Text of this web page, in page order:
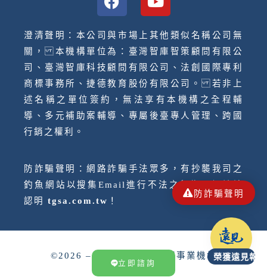
立即諮詢榮獲遠見報導 榮獲遠見報導
防詐騙聲明
澄清聲明：本公司與市場上其他類似名稱公司無
關， 本機構單位為：臺灣智庫智策顧問有限公
司、臺灣智庫科技顧問有限公司、法創國際專利
商標事務所、捷德教育股份有限公司。 若非上
述名稱之單位簽約，無法享有本機構之全程輔
導、多元補助案輔導、專屬後臺專人管理、跨國
行銷之權利。
防詐騙聲明：網路詐騙手法眾多，有抄襲我司之
釣魚網站以搜集Email進行不法之行為，網址請
認明
tgsa.com.tw ！
©2026 – 臺灣智庫智策顧問事業機構